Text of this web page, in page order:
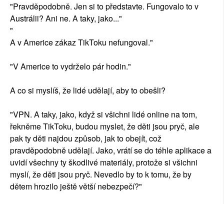
"Pravděpodobně. Jen si to představte. Fungovalo to v
Austrálii? Ani ne. A taky, jako..."
"
A v Americe zákaz TikToku nefungoval."
"V Americe to vydrželo pár hodin."
A co si myslíš, že lidé udělají, aby to obešli?
"VPN. A taky, jako, když si všichni lidé online na tom,
řekněme TikToku, budou myslet, že děti jsou pryč, ale
pak ty děti najdou způsob, jak to obejít, což
pravděpodobně udělají. Jako, vrátí se do téhle aplikace a
uvidí všechny ty škodlivé materiály, protože si všichni
myslí, že děti jsou pryč. Nevedlo by to k tomu, že by
dětem hrozilo ještě větší nebezpečí?"